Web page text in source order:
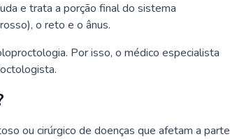
e trata a porção final do sistema
o reto e o ânus.
Por isso, o médico especialista
ou cirúrgico de doenças que afetam a parte